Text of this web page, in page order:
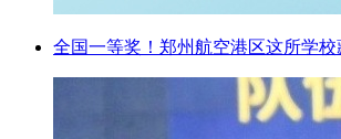
全国一等奖！郑州航空港区这所学校